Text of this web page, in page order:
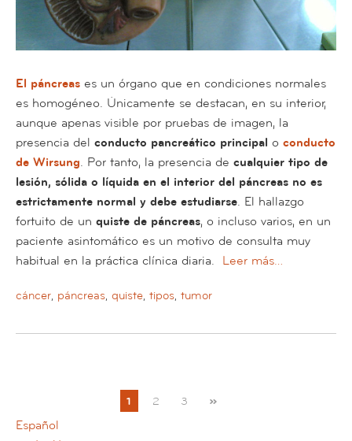
El páncreas es un órgano que en condiciones normales
es homogéneo. Únicamente se destacan, en su interior,
aunque apenas visible por pruebas de imagen, la
presencia del conducto pancreático principal o conducto
de Wirsung. Por tanto, la presencia de cualquier tipo de
lesión, sólida o líquida en el interior del páncreas no es
estrictamente normal y debe estudiarse. El hallazgo
fortuito de un quiste de páncreas, o incluso varios, en un
paciente asintomático es un motivo de consulta muy
habitual en la práctica clínica diaria. Leer más…
cáncer, páncreas, quiste, tipos, tumor
1 2 3 »
Español